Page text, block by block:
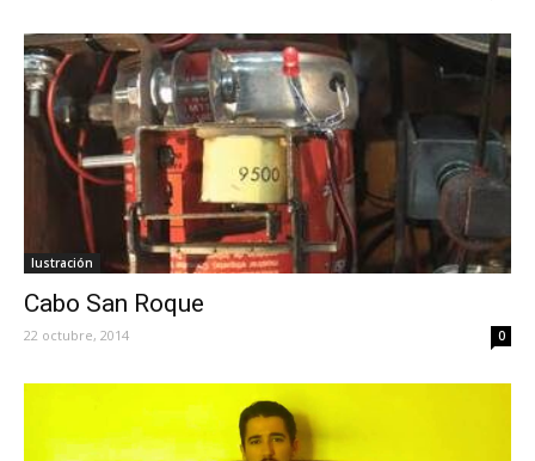
Iustración
Cabo San Roque
22 octubre, 2014 0